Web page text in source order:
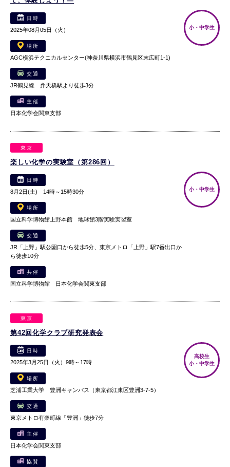
日時
2025年08月05日（火）
場所
AGC横浜テクニカルセンター(神奈川県横浜市鶴見区末広町1-1)
交通
JR鶴見線 弁天橋駅より徒歩3分
主催
日本化学会関東支部
小・中学生
東京
楽しい化学の実験室（第286回）
日時
8月2日(土) 14時～15時30分
場所
国立科学博物館上野本館 地球館3階実験実習室
交通
JR「上野」駅公園口から徒歩5分、東京メトロ「上野」駅7番出口か
ら徒歩10分
共催
国立科学博物館 日本化学会関東支部
小・中学生
東京
第42回化学クラブ研究発表会
日時
2025年3月25日（火）9時～17時
場所
芝浦工業大学 豊洲キャンパス（東京都江東区豊洲3-7-5）
交通
東京メトロ有楽町線「豊洲」徒歩7分
主催
日本化学会関東支部
協賛
高校生
小・中学生